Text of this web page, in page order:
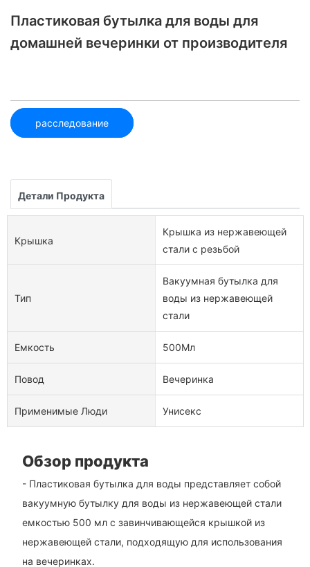
Пластиковая бутылка для воды для
домашней вечеринки от производителя
расследование
Детали Продукта
Крышка
Крышка из нержавеющей
стали с резьбой
Тип
Вакуумная бутылка для
воды из нержавеющей
стали
Емкость 500Мл
Повод Вечеринка
Применимые Люди Унисекс
Обзор продукта
- Пластиковая бутылка для воды представляет собой
вакуумную бутылку для воды из нержавеющей стали
емкостью 500 мл с завинчивающейся крышкой из
нержавеющей стали, подходящую для использования
на вечеринках.